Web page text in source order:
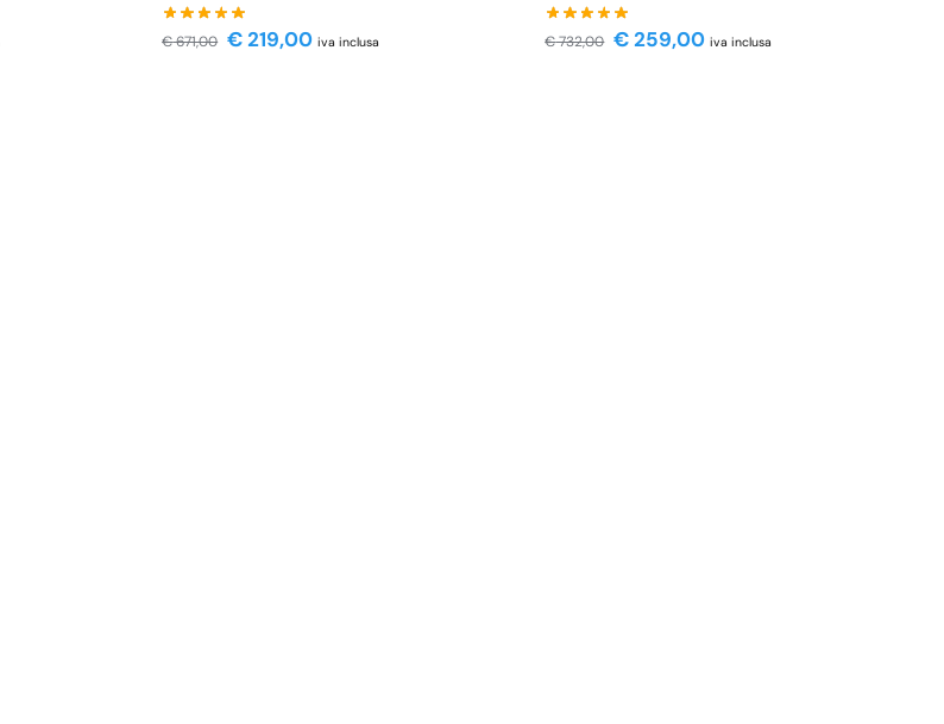
€671,00 €219,00 iva inclusa €732,00 €259,00 iva inclusa